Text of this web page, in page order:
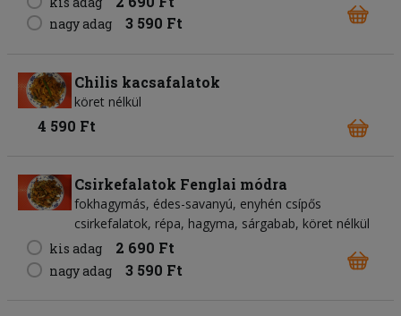
nagy adag 3 590 Ft
Chilis kacsafalatok
köret nélkül
4 590 Ft
Csirkefalatok Fenglai módra
fokhagymás, édes-savanyú, enyhén csípős
csirkefalatok, répa, hagyma, sárgabab, köret nélkül
kis adag
2 690 Ft
nagy adag 3 590 Ft